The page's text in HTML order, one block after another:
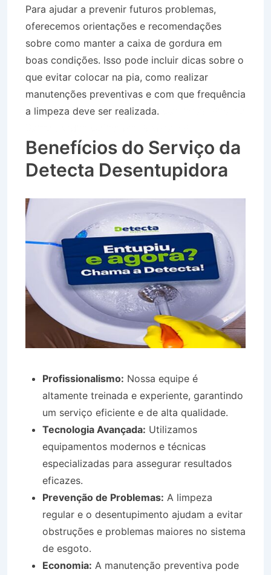
Para ajudar a prevenir futuros problemas,
oferecemos orientações e recomendações
sobre como manter a caixa de gordura em
boas condições. Isso pode incluir dicas sobre o
que evitar colocar na pia, como realizar
manutenções preventivas e com que frequência
a limpeza deve ser realizada.
Benefícios do Serviço da
Detecta Desentupidora
Profissionalismo: Nossa equipe é
altamente treinada e experiente, garantindo
um serviço eficiente e de alta qualidade.
Tecnologia Avançada: Utilizamos
equipamentos modernos e técnicas
especializadas para assegurar resultados
eficazes.
Prevenção de Problemas: A limpeza
regular e o desentupimento ajudam a evitar
obstruções e problemas maiores no sistema
de esgoto.
Economia: A manutenção preventiva pode